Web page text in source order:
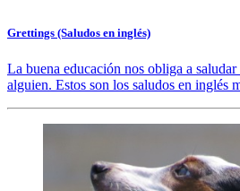
Grettings (Saludos en inglés)
La buena educación nos obliga a saludar
alguien. Estos son los saludos en inglés